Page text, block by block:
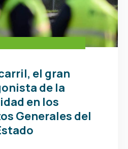
el gran
de la
en los
Generales del